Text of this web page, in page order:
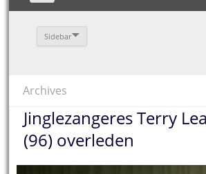
Sidebar
Archives
Jinglezangeres Terry
(96) overleden